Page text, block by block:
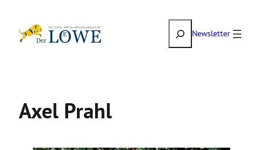
Inhalt
SuchenNewsletter
Axel Prahl